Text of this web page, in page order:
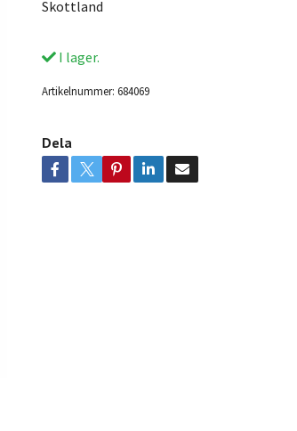
Skottland
I lager.
Artikelnummer: 684069
Dela